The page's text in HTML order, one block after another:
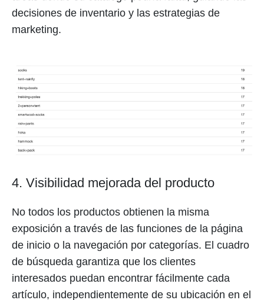
decisiones de inventario y las estrategias de
marketing.
4. Visibilidad mejorada del producto
No todos los productos obtienen la misma
exposición a través de las funciones de la página
de inicio o la navegación por categorías. El cuadro
de búsqueda garantiza que los clientes
interesados puedan encontrar fácilmente cada
artículo, independientemente de su ubicación en el